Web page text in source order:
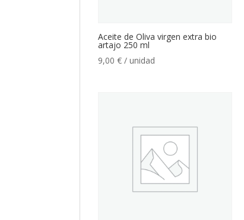
Aceite de Oliva virgen extra bio
artajo 250 ml
9,00€ / unidad